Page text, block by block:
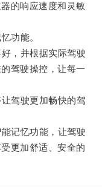
的响应速度和灵敏
功能。
，并根据实际驾驶
驾驶操控，让每一
驾驶更加畅快的驾
记忆功能，让驾驶
更加舒适、安全的